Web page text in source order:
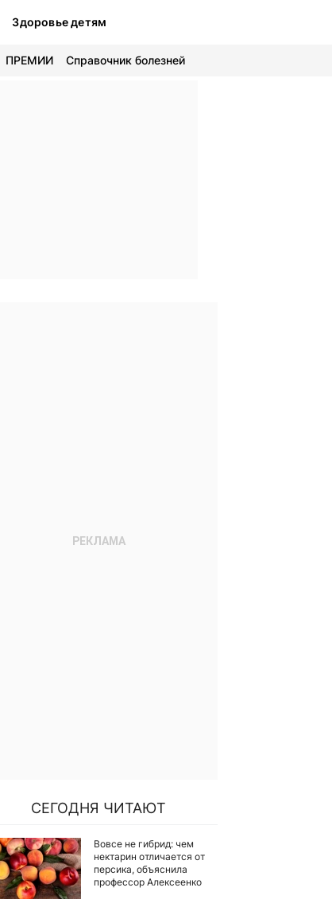
Здоровье детям
ПРЕМИИ Справочник болезней
СЕГОДНЯ ЧИТАЮТ
Вовсе не гибрид: чем
нектарин отличается от
персика, объяснила
профессор Алексеенко